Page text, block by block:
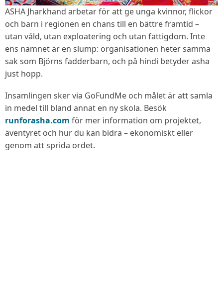
ASHA Jharkhand arbetar för att ge unga kvinnor, flickor
och barn i regionen en chans till en bättre framtid –
utan våld, utan exploatering och utan fattigdom. Inte
ens namnet är en slump: organisationen heter samma
sak som Björns fadderbarn, och på hindi betyder asha
just hopp.
Insamlingen sker via GoFundMe och målet är att samla
in medel till bland annat en ny skola. Besök
runforasha.com för mer information om projektet,
äventyret och hur du kan bidra – ekonomiskt eller
genom att sprida ordet.